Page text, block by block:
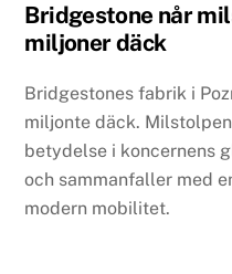
Bridgestone når
miljoner däck
Bridgestones fabrik i
miljonte däck.
betydelse i koncernens
och sammanfaller med
modern mobilitet.